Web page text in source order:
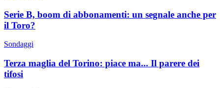
Serie B, boom di abbonamenti: un segnale anche per
il Toro?
Sondaggi
Terza maglia del Torino: piace ma... Il parere dei
tifosi